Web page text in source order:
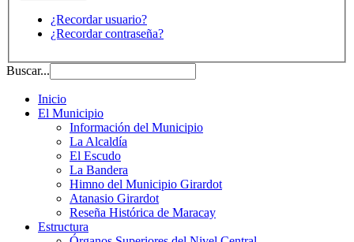
¿Recordar usuario?
¿Recordar contraseña?
Buscar...
Inicio
El Municipio
Información del Municipio
La Alcaldía
El Escudo
La Bandera
Himno del Municipio Girardot
Atanasio Girardot
Reseña Histórica de Maracay
Estructura